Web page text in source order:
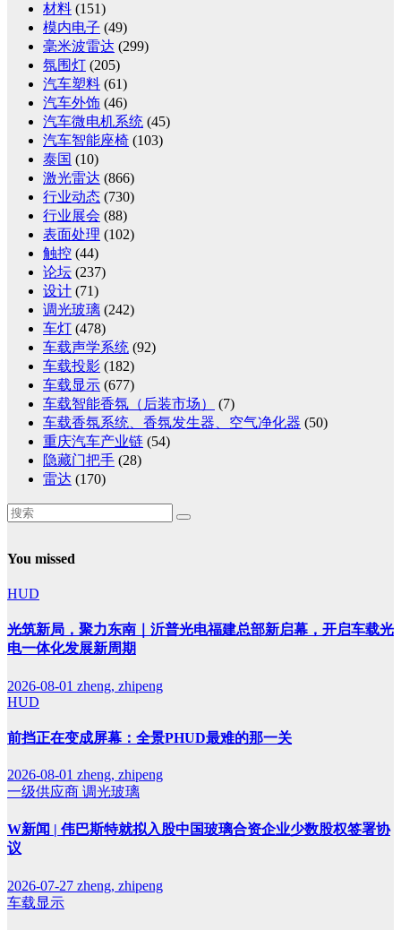
材料 (151)
模内电子 (49)
毫米波雷达 (299)
氛围灯 (205)
汽车塑料 (61)
汽车外饰 (46)
汽车微电机系统 (45)
汽车智能座椅 (103)
泰国 (10)
激光雷达 (866)
行业动态 (730)
行业展会 (88)
表面处理 (102)
触控 (44)
论坛 (237)
设计 (71)
调光玻璃 (242)
车灯 (478)
车载声学系统 (92)
车载投影 (182)
车载显示 (677)
车载智能香氛（后装市场）
(7)
车载香氛系统、香氛发生器、空气净化器 (50)
重庆汽车产业链 (54)
隐藏门把手 (28)
雷达 (170)
You missed
HUD
光筑新局，聚力东南｜沂普光电福建总部新启幕，开启车载光
电一体化发展新周期
2026-08-01 zheng, zhipeng
HUD
前挡正在变成屏幕：全景PHUD最难的那一关
2026-08-01 zheng, zhipeng
一级供应商 调光玻璃
W新闻 | 伟巴斯特就拟入股中国玻璃合资企业少数股权签署协
议
2026-07-27 zheng, zhipeng
车载显示